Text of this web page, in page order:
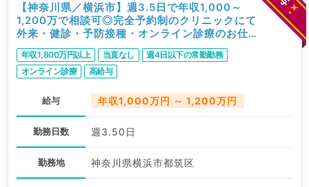
【神奈川県／横浜市】週3.5日で年収1,000～
1,200万で相談可◎完全予約制のクリニックにて
外来・健診・予防接種・オンライン診療のお仕事
★（小児科／常勤）
年収1,800万円以上 当直なし
週4日以下の常勤勤務
オンライン診療
高給与
給与 年収1,000万円 ～ 1,200万円
勤務日数 週3.50日
勤務地 神奈川県横浜市都筑区